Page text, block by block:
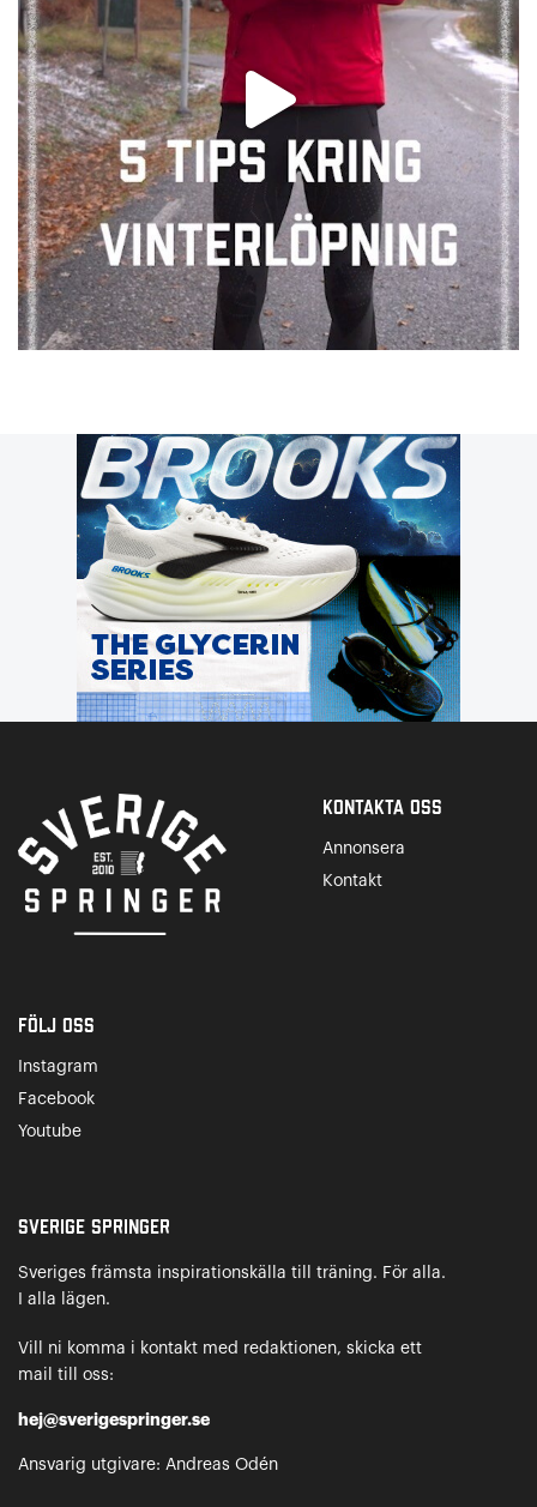
Kontakta Oss
Annonsera
Kontakt
Följ oss
Instagram
Facebook
Youtube
Sverige Springer
Sveriges främsta inspirationskälla till träning. För alla.
I alla lägen.
Vill ni komma i kontakt med redaktionen, skicka ett
mail till oss:
hej@sverigespringer.se
Ansvarig utgivare: Andreas Odén